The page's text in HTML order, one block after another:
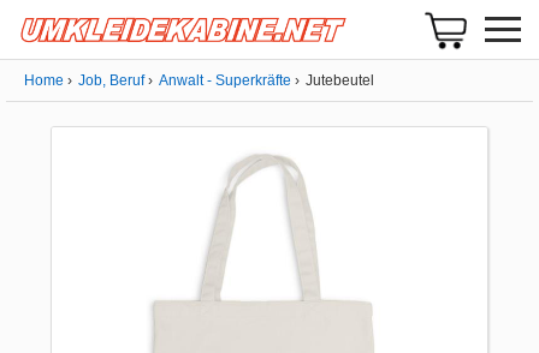
Home Job, Beruf Anwalt - Superkräfte Jutebeutel